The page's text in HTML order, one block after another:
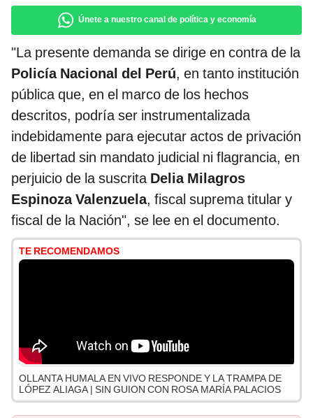
Únete a nuestro canal de política y economía
"La presente demanda se dirige en contra de la
Policía Nacional del Perú, en tanto institución
pública que, en el marco de los hechos
descritos, podría ser instrumentalizada
indebidamente para ejecutar actos de privación
de libertad sin mandato judicial ni flagrancia, en
perjuicio de la suscritaDelia Milagros
Espinoza Valenzuela, fiscal suprema titular y
fiscal de la Nación", se lee en el documento.
TE RECOMENDAMOS
OLLANTA HUMALA EN VIVO RESPONDE Y LA TRAMPA DE
LÓPEZ ALIAGA | SIN GUION CON ROSA MARÍA PALACIOS